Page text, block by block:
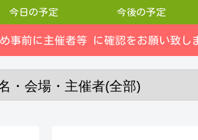
今日の予定 今後の予定
事前に主催者等 に確認をお願い致し